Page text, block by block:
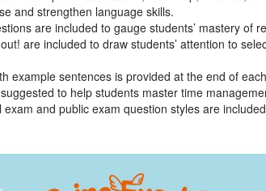
and strengthen language skills.
are included to gauge students’ mastery of
are included to draw students’ attention to
example sentences is provided at the end of
to help students master time
exam and public exam question styles are